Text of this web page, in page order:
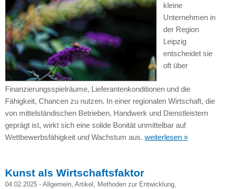
kleine
Unternehmen in
der Region
Leipzig
entscheidet sie
oft über
Finanzierungsspielräume, Lieferantenkonditionen und die
Fähigkeit, Chancen zu nutzen. In einer regionalen Wirtschaft, die
von mittelständischen Betrieben, Handwerk und Dienstleistern
geprägt ist, wirkt sich eine solide Bonität unmittelbar auf
Wettbewerbsfähigkeit und Wachstum aus. weiterlesen »
Kunst als Wirtschaftsfaktor
04.02.2025 - Allgemein, Artikel Methoden zur Entwicklung,